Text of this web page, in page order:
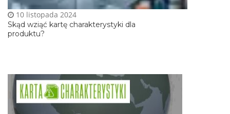
Skąd wziąć kartę charakterystyki dla
produktu?
10 listopada 2024